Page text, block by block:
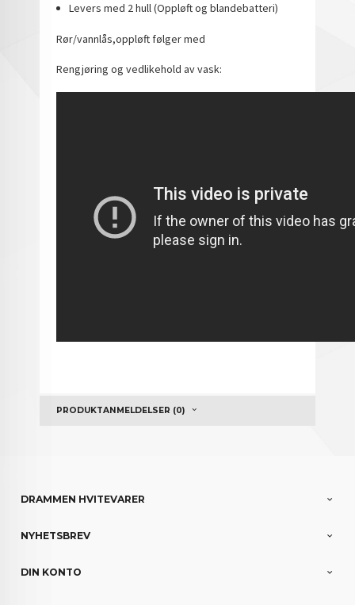
Levers med 2 hull (Oppløft og blandebatteri)
Rør/vannlås,oppløft følger med
Rengjøring og vedlikehold av vask:
PRODUKTANMELDELSER (0)
DRAMMEN HVITEVARER
NYHETSBREV
DIN KONTO